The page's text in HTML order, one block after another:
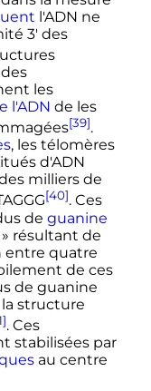
l'ADN ne
3' des
les
l'ADN de les
[39].
, les télomères
d'ADN
milliers de
[40]. Ces
de guanine
» résultant de
entre quatre
de ces
de guanine
la structure
. Ces
stabilisées par
au centre